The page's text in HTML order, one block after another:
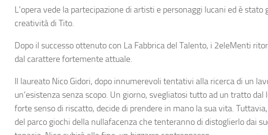
L’opera vede la partecipazione di artisti e personaggi lucani ed è
creatività di Tito.
Dopo il successo ottenuto con La Fabbrica del Talento, i 2eleMenti
dal carattere fortemente attuale.
Il laureato Nico Gidori, dopo innumerevoli tentativi alla ricerca di un
un’esistenza senza scopo. Un giorno, svegliatosi tutto ad un tratto
forte senso di riscatto, decide di prendere in mano la sua vita.
del parco giochi della nullafacenza che tenteranno di distoglierlo dai